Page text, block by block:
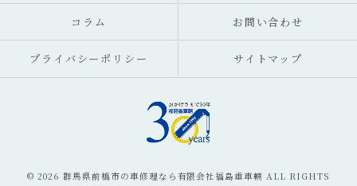
コラム お問い合わせ
プライバシーポリシー サイトマップ
© 2026 群馬県前橋市の車修理なら有限会社福島重車輛 ALL RIGHTS